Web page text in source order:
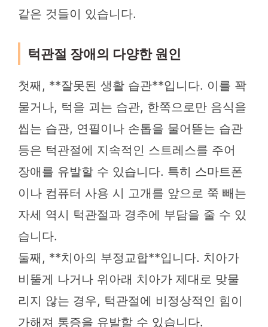
같은 것들이 있습니다.
턱관절 장애의 다양한 원인
첫째, **잘못된 생활 습관**입니다. 이를 꽉
물거나, 턱을 괴는 습관, 한쪽으로만 음식을
씹는 습관, 연필이나 손톱을 물어뜯는 습관
등은 턱관절에 지속적인 스트레스를 주어
장애를 유발할 수 있습니다. 특히 스마트폰
이나 컴퓨터 사용 시 고개를 앞으로 쭉 빼는
자세 역시 턱관절과 경추에 부담을 줄 수 있
습니다.
둘째, **치아의 부정교합**입니다. 치아가
비뚤게 나거나 위아래 치아가 제대로 맞물
리지 않는 경우, 턱관절에 비정상적인 힘이
가해져 통증을 유발할 수 있습니다.